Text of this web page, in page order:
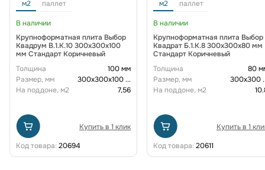
м2 паллет
В наличии
Крупноформатная плита Выбор
Квадрум В.1.К.10 300х300х100
мм Стандарт Коричневый
Толщина
100 мм
Размер, мм
300х300х100...
На поддоне, м2
7,56
Купить в 1 клик
Код товара: 20694
м2 паллет
В наличии
Крупноформатная плита Выбор
Квадрат Б.1.К.8 300х300х80 мм
Стандарт Коричневый
Толщина
80
Размер, мм
300х300
На поддоне, м2
Купить в 1
Код товара: 20611